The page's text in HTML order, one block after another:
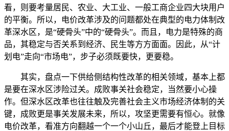
看，则要考量居民、农业、大工业、一般工商企业四大块用户
的平衡。所以，电价改革涉及的问题都处在典型的电力体制改
革深水区，是“硬骨头”中的“硬骨头”。而且，电力是特殊的商
品，其稳定与否关系到经济、民生等方方面面。因此，从“计
划电”走向“市场电”，步子必须既要快，更要稳。
其实，盘点一下供给侧结构性改革的相关领域，基本上都
是要在深水区涉险过关。成败事关社会稳定，当然要小心操
作。但深水区改革也往往触及完善社会主义市场经济体制的关
键，成败更是事关发展未来，所以，攻坚更需要有恒心。就像
电价改革，看准方向翻越一个一个小山丘，最后才能登上目标